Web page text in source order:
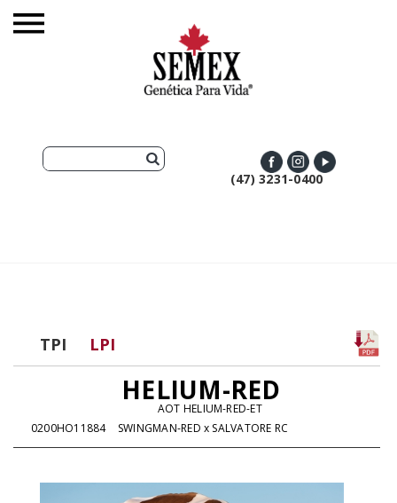
(47) 3231-0400
TPI LPI
HELIUM-RED
AOT HELIUM-RED-ET
0200HO11884
SWINGMAN-RED x SALVATORE RC